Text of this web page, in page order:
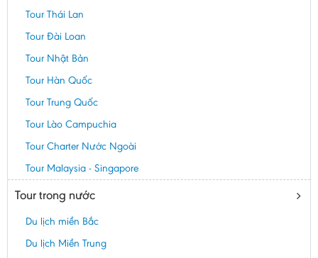
Tour Thái Lan
Tour Đài Loan
Tour Nhật Bản
Tour Hàn Quốc
Tour Trung Quốc
Tour Lào Campuchia
Tour Charter Nước Ngoài
Tour Malaysia - Singapore
Tour trong nước
Du lịch miền Bắc
Du lịch Miền Trung